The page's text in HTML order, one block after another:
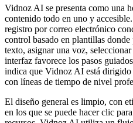
Vidnoz AI se presenta como una
contenido todo en uno y
registro por correo electrónico
control basado en plantillas
texto, asignar una voz,
interfaz favorece los pasos
indica que Vidnoz AI está
con líneas de tiempo de nivel
El diseño general es limpio, con
en los que se puede hacer clic